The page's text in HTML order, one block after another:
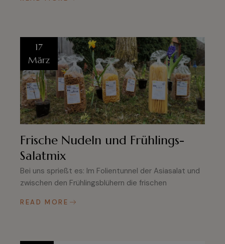
17
März
Frische Nudeln und Frühlings-
Salatmix
Bei uns sprießt es: Im Folientunnel der Asiasalat und
zwischen den Frühlingsblühern die frischen
READ MORE